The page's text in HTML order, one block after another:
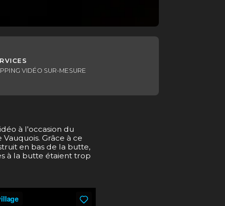
VIDÉO SUR-MESURE
à l'occasion du
Grâce à ce
en bas de la butte,
à la butte étaient trop